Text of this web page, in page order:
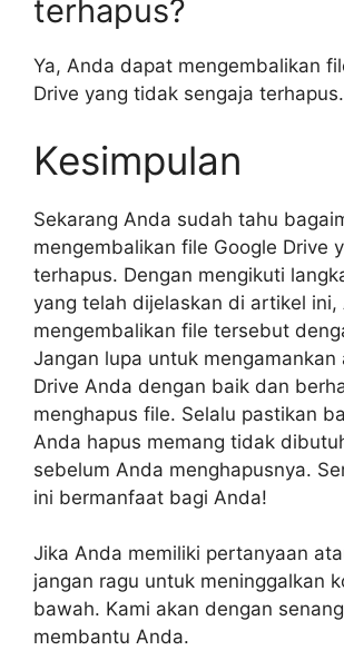
terhapus?
Ya, Anda dapat mengembalikan
Drive yang tidak sengaja terhapus.
Kesimpulan
Sekarang Anda sudah tahu
mengembalikan file Google Drive
terhapus. Dengan mengikuti
yang telah dijelaskan di artikel
mengembalikan file tersebut
Jangan lupa untuk mengamankan
Drive Anda dengan baik dan
menghapus file. Selalu pastikan
Anda hapus memang tidak
sebelum Anda menghapusnya.
ini bermanfaat bagi Anda!
Jika Anda memiliki pertanyaan
jangan ragu untuk meninggalkan
bawah. Kami akan dengan
membantu Anda.